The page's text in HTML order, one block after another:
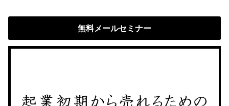
無料メールセミナー